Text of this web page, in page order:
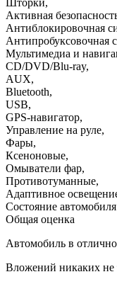
Активная
Антиблокировочная
Антипробуксовочная
Мультимедиа и
CD/DVD/Blu-ray,
AUX,
Bluetooth,
USB,
GPS-навигатор,
Управление на руле,
Фары,
Ксеноновые,
Омыватели фар,
Противотуманные,
Адаптивное
Состояние автомобиля
Общая оценка
Автомобиль в
Вложений никаких не